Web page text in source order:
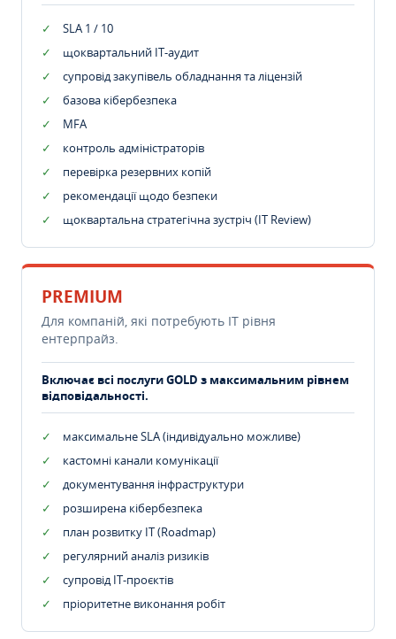
SLA 1 / 10
щоквартальний IT-аудит
супровід закупівель обладнання та ліцензій
базова кібербезпека
MFA
контроль адміністраторів
перевірка резервних копій
рекомендації щодо безпеки
щоквартальна стратегічна зустріч (IT Review)
PREMIUM
Для компаній, які потребують ІТ рівня
ентерпрайз.
Включає всі послуги GOLD з максимальним рівнем
відповідальності.
максимальне SLA (індивідуально можливе)
кастомні канали комунікації
документування інфраструктури
розширена кібербезпека
план розвитку IT (Roadmap)
регулярний аналіз ризиків
супровід ІТ-проєктів
пріоритетне виконання робіт